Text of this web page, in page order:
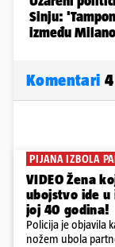
Komentari 4
PIJANA IZBOLA
VIDEO Žena
ubojstvo ide
joj 40 godina!
Policija je objavila
nožem ubola